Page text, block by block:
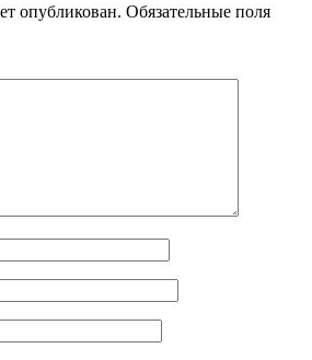
опубликован. Обязательные поля